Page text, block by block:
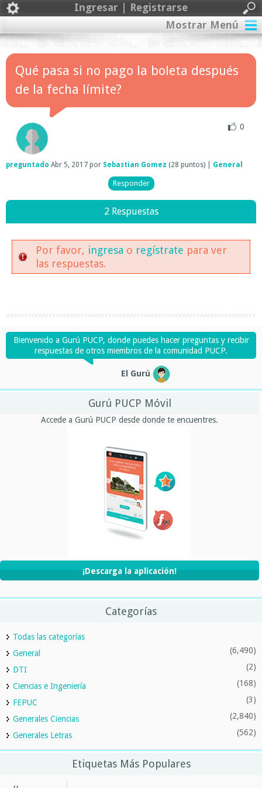
Ingresar | Registrarse
Mostrar Menú
Qué pasa si no pago la boleta después
de la fecha límite?
0
preguntado Abr 5, 2017 por Sebastian Gomez (28 puntos) General
2 Respuestas
Por favor, ingresa o regístrate para ver
las respuestas.
Bienvenido a Gurú PUCP, donde puedes hacer preguntas y recibir
respuestas de otros miembros de la comunidad PUCP.
El Gurú
Gurú PUCP Móvil
Accede a Gurú PUCP desde donde te encuentres.
¡Descarga la aplicación!
Categorías
Todas las categorías
General
(6,490)
DTI (2)
Ciencias e Ingeniería (168)
FEPUC (3)
Generales Ciencias (2,840)
Generales Letras (562)
Etiquetas Más Populares